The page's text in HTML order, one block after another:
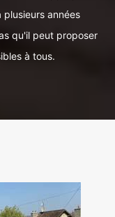
années
qu'il peut proposer
à tous.